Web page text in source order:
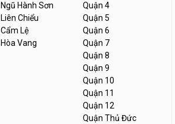
Ngũ Hành Sơn
Liên Chiểu
Cẩm Lệ
Hòa Vang
Quận 4
Quận 5
Quận 6
Quận 7
Quận 8
Quận 9
Quận 10
Quận 11
Quận 12
Quận Thủ Đức